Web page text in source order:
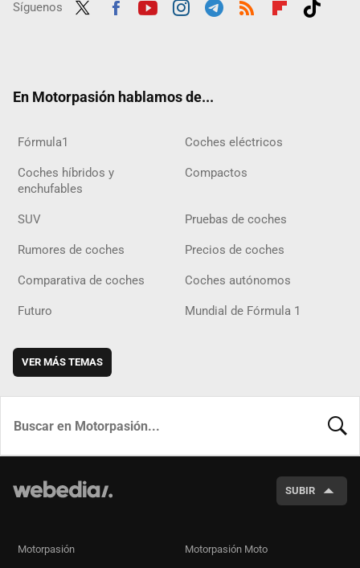
Síguenos
En Motorpasión hablamos de...
Fórmula1 Coches eléctricos
Coches híbridos y
enchufables
Compactos
SUV Pruebas de coches
Rumores de coches Precios de coches
Comparativa de coches Coches autónomos
Futuro Mundial de Fórmula 1
VER MÁS TEMAS
SUBIR
Motorpasión Motorpasión Moto